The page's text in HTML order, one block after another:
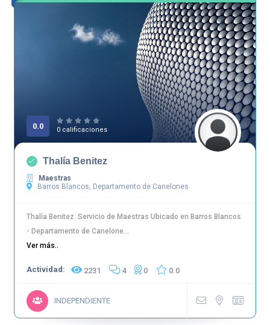
0.0 0 calificaciones
Thalía Benitez
Maestras
Barros Blancos, Departamento de Canelones
Thalía Benitez. Servicio de Maestras Ubicado en Barros Blancos
- Departamento de Canelone...
Ver más..
Actividad: 2231 4 0 0.0
INDEPENDIENTE